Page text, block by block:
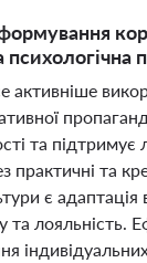
активніше
та підтримує
практичні та
є
та лояльність.